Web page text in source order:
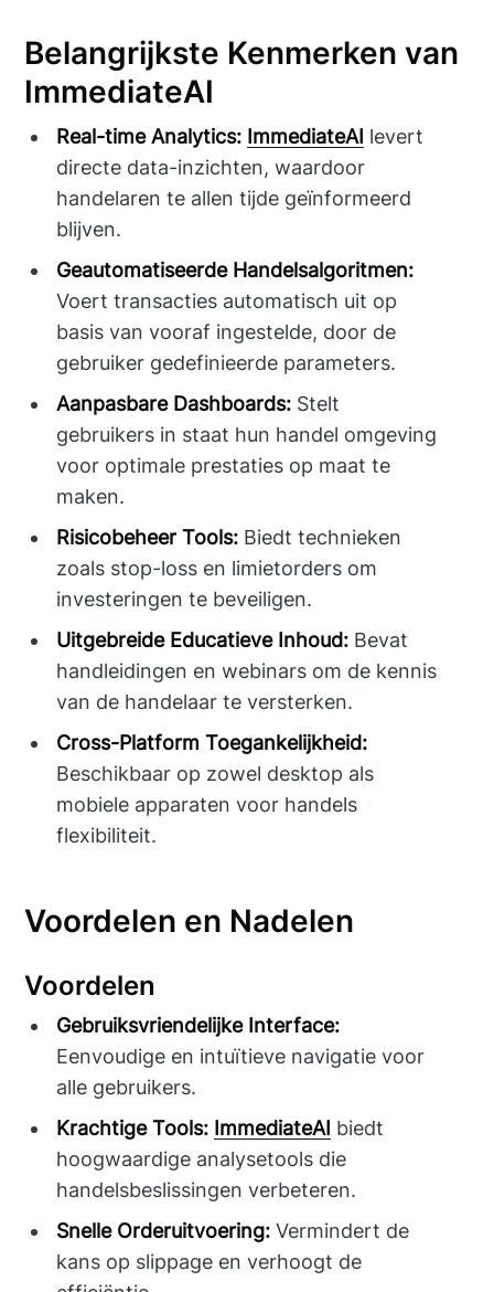
Belangrijkste Kenmerken van
ImmediateAI
Real-time Analytics: ImmediateAI levert
directe data-inzichten, waardoor
handelaren te allen tijde geïnformeerd
blijven.
Geautomatiseerde Handelsalgoritmen:
Voert transacties automatisch uit op
basis van vooraf ingestelde, door de
gebruiker gedefinieerde parameters.
Aanpasbare Dashboards: Stelt
gebruikers in staat hun handel omgeving
voor optimale prestaties op maat te
maken.
Risicobeheer Tools: Biedt technieken
zoals stop-loss en limietorders om
investeringen te beveiligen.
Uitgebreide Educatieve Inhoud: Bevat
handleidingen en webinars om de kennis
van de handelaar te versterken.
Cross-Platform Toegankelijkheid:
Beschikbaar op zowel desktop als
mobiele apparaten voor handels
flexibiliteit.
Voordelen en Nadelen
Voordelen
Gebruiksvriendelijke Interface:
Eenvoudige en intuïtieve navigatie voor
alle gebruikers.
Krachtige Tools: ImmediateAI biedt
hoogwaardige analysetools die
handelsbeslissingen verbeteren.
Snelle Orderuitvoering: Vermindert de
kans op slippage en verhoogt de